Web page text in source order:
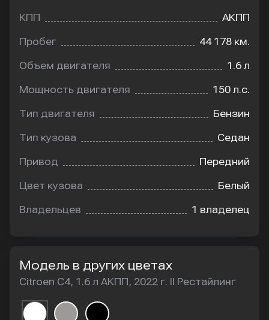
КПП АКПП
Пробег 44 178 км.
Объем двигателя 1.6 л
Мощность двигателя 150 л.с.
Тип двигателя Бензин
Тип кузова Седан
Привод Передний
Цвет кузова Белый
Владельцев 1 владелец
Модель в других цветах
Citroen C4, 1.6 л АКПП, 2022 г. II Рестайлинг